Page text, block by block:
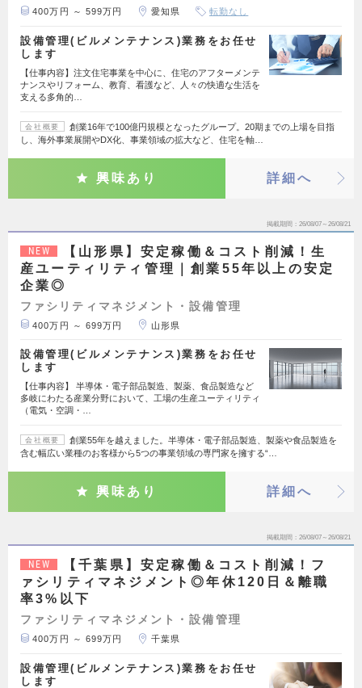
400万円 ～ 599万円 愛知県 転勤なし
設備管理(ビルメンテナンス)業務をお任せ
します
【仕事内容】注文住宅事業を中心に、住宅のアフターメンテ
ナンスやリフォーム、教育、看護など、人々の快適な生活を
支える多角的…
会社概要
創業16年で100億円規模となったグループ。20期までの上場を目指
し、海外事業展開やDX化、事業領域の拡大など、住宅を軸…
興味あり 詳細へ
掲載期間 26/08/07～26/08/21
NEW
【山形県】安定稼働＆コスト削減！生
産ユーティリティ管理｜創業55年以上の安定
企業◎
ファシリティマネジメント・設備管理
400万円 ～ 699万円 山形県
設備管理(ビルメンテナンス)業務をお任せ
します
【仕事内容】 半導体・電子部品製造、製薬、食品製造など
多岐にわたる産業分野において、工場の生産ユーティリティ
（電気・空調・…
会社概要
創業55年を越えました。半導体・電子部品製造、製薬や食品製造を
含む幅広い業種のお客様から5つの事業領域の専門家を擁する“…
興味あり 詳細へ
掲載期間 26/08/07～26/08/21
NEW
【千葉県】安定稼働＆コスト削減！フ
ァシリティマネジメント◎年休120日＆離職
率3%以下
ファシリティマネジメント・設備管理
400万円 ～ 699万円 千葉県
設備管理(ビルメンテナンス)業務をお任せ
します